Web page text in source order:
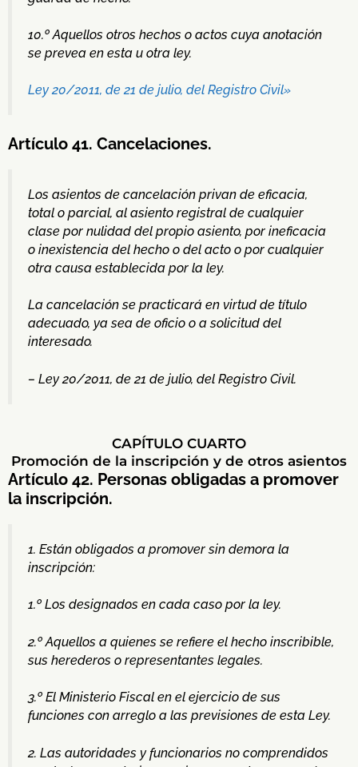
10.º Aquellos otros hechos o actos cuya anotación
se prevea en esta u otra ley.
Ley 20/2011, de 21 de julio, del Registro Civil»
Artículo 41. Cancelaciones.
Los asientos de cancelación privan de eficacia,
total o parcial, al asiento registral de cualquier
clase por nulidad del propio asiento, por ineficacia
o inexistencia del hecho o del acto o por cualquier
otra causa establecida por la ley.
La cancelación se practicará en virtud de título
adecuado, ya sea de oficio o a solicitud del
interesado.
– Ley 20/2011, de 21 de julio, del Registro Civil.
CAPÍTULO CUARTO
Promoción de la inscripción y de otros asientos
Artículo 42. Personas obligadas a promover
la inscripción.
1. Están obligados a promover sin demora la
inscripción:
1.º Los designados en cada caso por la ley.
2.º Aquellos a quienes se refiere el hecho inscribible,
sus herederos o representantes legales.
3.º El Ministerio Fiscal en el ejercicio de sus
funciones con arreglo a las previsiones de esta Ley.
2. Las autoridades y funcionarios no comprendidos